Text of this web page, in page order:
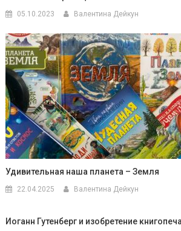
05.10.2023 Валентина Дейкун
Удивительная наша планета – Земля
22.04.2025 Валентина Дейкун
Иоганн Гутенберг и изобретение